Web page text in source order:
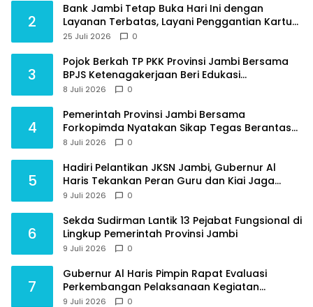
2
Bank Jambi Tetap Buka Hari Ini dengan
Layanan Terbatas, Layani Penggantian Kartu
ATM dan Perubahan PIN
25 Juli 2026 0
3
Pojok Berkah TP PKK Provinsi Jambi Bersama
BPJS Ketenagakerjaan Beri Edukasi
Perlindungan Sosial bagi Masyarakat
8 Juli 2026 0
4
Pemerintah Provinsi Jambi Bersama
Forkopimda Nyatakan Sikap Tegas Berantas
Geng Motor
8 Juli 2026 0
5
Hadiri Pelantikan JKSN Jambi, Gubernur Al
Haris Tekankan Peran Guru dan Kiai Jaga
Moral Generasi Bangsa
9 Juli 2026 0
6
Sekda Sudirman Lantik 13 Pejabat Fungsional di
Lingkup Pemerintah Provinsi Jambi
9 Juli 2026 0
7
Gubernur Al Haris Pimpin Rapat Evaluasi
Perkembangan Pelaksanaan Kegiatan
Pembangunan Triwulan II TA 2026
9 Juli 2026 0